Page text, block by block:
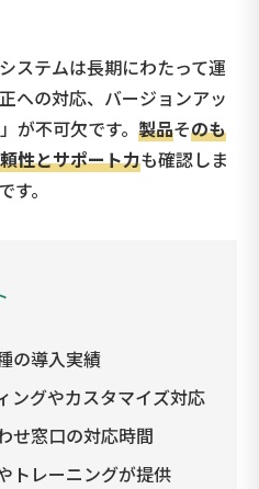
ステムは長期にわたって運
への対応、バージョンアッ
が不可欠です。 製品そのも
性とサポート力も確認しま
。
の導入実績
ングやカスタマイズ対応
せ窓口の対応時間
トレーニングが提供